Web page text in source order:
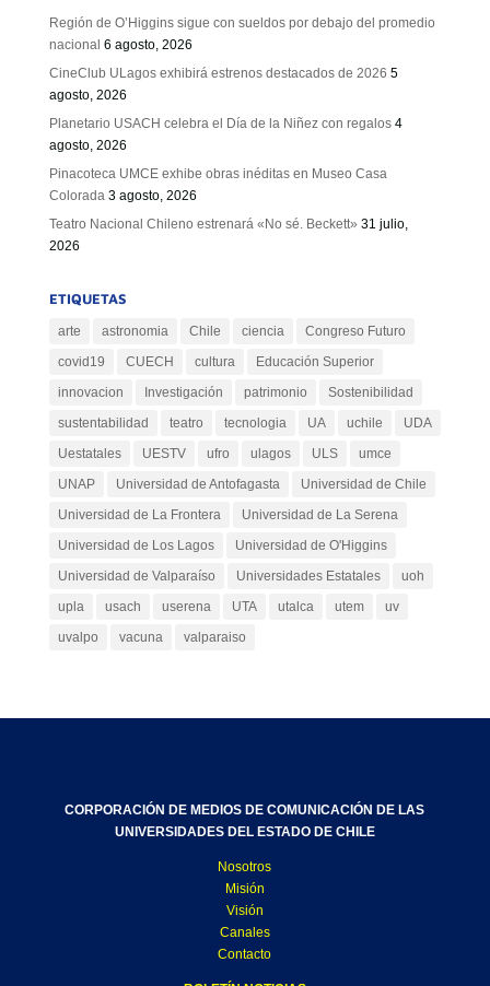
Región de O’Higgins sigue con sueldos por debajo del promedio
nacional 6 agosto, 2026
CineClub ULagos exhibirá estrenos destacados de 2026 5
agosto, 2026
Planetario USACH celebra el Día de la Niñez con regalos 4
agosto, 2026
Pinacoteca UMCE exhibe obras inéditas en Museo Casa
Colorada 3 agosto, 2026
Teatro Nacional Chileno estrenará «No sé. Beckett» 31 julio,
2026
ETIQUETAS
arte astronomia Chile ciencia
Congreso Futuro
covid19
CUECH cultura
Educación Superior
innovacion
Investigación patrimonio
Sostenibilidad
sustentabilidad
teatro tecnologia UA uchile
UDA
Uestatales
UESTV ufro ulagos ULS
umce
UNAP
Universidad de Antofagasta
Universidad de Chile
Universidad de La Frontera
Universidad de La Serena
Universidad de Los Lagos
Universidad de O'Higgins
Universidad de Valparaíso
Universidades Estatales
uoh
upla
usach userena UTA utalca utem
uv
uvalpo
vacuna valparaiso
CORPORACIÓN DE MEDIOS DE COMUNICACIÓN DE LAS
UNIVERSIDADES DEL ESTADO DE CHILE
Nosotros
Misión
Visión
Canales
Contacto